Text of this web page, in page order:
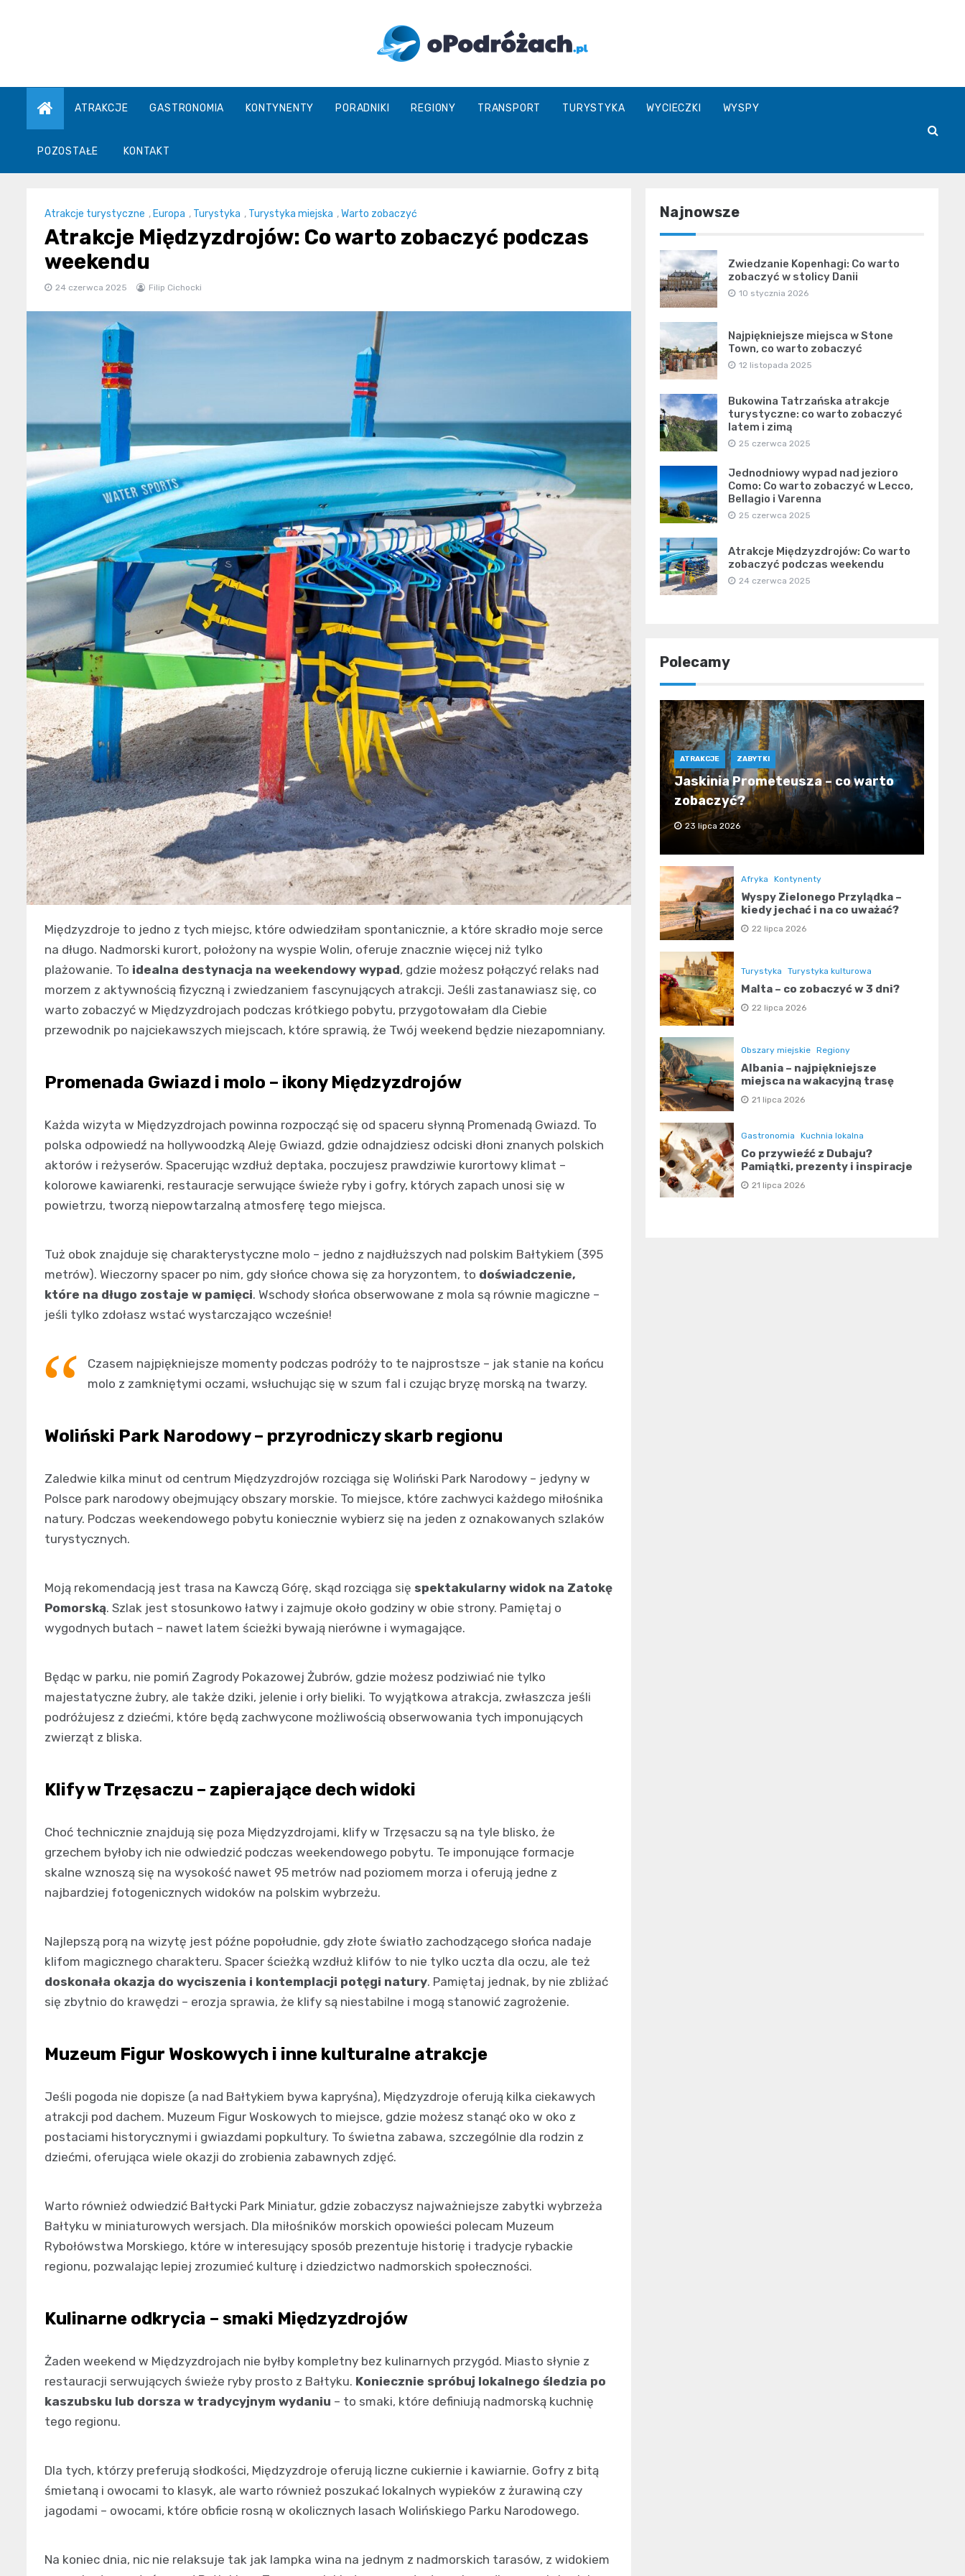
O
ATRAKCJE GASTRONOMIA KONTYNENTY PORADNIKI REGIONY TRANSPORT TURYSTYKA WYCIECZKI WYSPY
POZOSTAŁE KONTAKT
Atrakcje turystyczne , Europa , Turystyka , Turystyka miejska ,Warto zobaczyć
Atrakcje Międzyzdrojów: Co warto zobaczyć podczas
weekendu
24 czerwca 2025 Filip Cichocki
Międzyzdroje to jedno z tych miejsc, które odwiedziłam spontanicznie, a które skradło moje serce
na długo. Nadmorski kurort, położony na wyspie Wolin, oferuje znacznie więcej niż tylko
plażowanie. To idealna destynacja na weekendowy wypad, gdzie możesz połączyć relaks nad
morzem z aktywnością fizyczną i zwiedzaniem fascynujących atrakcji. Jeśli zastanawiasz się, co
warto zobaczyć w Międzyzdrojach podczas krótkiego pobytu, przygotowałam dla Ciebie
przewodnik po najciekawszych miejscach, które sprawią, że Twój weekend będzie niezapomniany.
Promenada Gwiazd i molo – ikony Międzyzdrojów
Każda wizyta w Międzyzdrojach powinna rozpocząć się od spaceru słynną Promenadą Gwiazd. To
polska odpowiedź na hollywoodzką Aleję Gwiazd, gdzie odnajdziesz odciski dłoni znanych polskich
aktorów i reżyserów. Spacerując wzdłuż deptaka, poczujesz prawdziwie kurortowy klimat –
kolorowe kawiarenki, restauracje serwujące świeże ryby i gofry, których zapach unosi się w
powietrzu, tworzą niepowtarzalną atmosferę tego miejsca.
Tuż obok znajduje się charakterystyczne molo – jedno z najdłuższych nad polskim Bałtykiem (395
metrów). Wieczorny spacer po nim, gdy słońce chowa się za horyzontem, to doświadczenie,
które na długo zostaje w pamięci. Wschody słońca obserwowane z mola są równie magiczne –
jeśli tylko zdołasz wstać wystarczająco wcześnie!
Czasem najpiękniejsze momenty podczas podróży to te najprostsze – jak stanie na końcu
molo z zamkniętymi oczami, wsłuchując się w szum fal i czując bryzę morską na twarzy.
Woliński Park Narodowy – przyrodniczy skarb regionu
Zaledwie kilka minut od centrum Międzyzdrojów rozciąga się Woliński Park Narodowy – jedyny w
Polsce park narodowy obejmujący obszary morskie. To miejsce, które zachwyci każdego miłośnika
natury. Podczas weekendowego pobytu koniecznie wybierz się na jeden z oznakowanych szlaków
turystycznych.
Moją rekomendacją jest trasa na Kawczą Górę, skąd rozciąga się spektakularny widok na Zatokę
Pomorską. Szlak jest stosunkowo łatwy i zajmuje około godziny w obie strony. Pamiętaj o
wygodnych butach – nawet latem ścieżki bywają nierówne i wymagające.
Będąc w parku, nie pomiń Zagrody Pokazowej Żubrów, gdzie możesz podziwiać nie tylko
majestatyczne żubry, ale także dziki, jelenie i orły bieliki. To wyjątkowa atrakcja, zwłaszcza jeśli
podróżujesz z dziećmi, które będą zachwycone możliwością obserwowania tych imponujących
zwierząt z bliska.
Klify w Trzęsaczu – zapierające dech widoki
Choć technicznie znajdują się poza Międzyzdrojami, klify w Trzęsaczu są na tyle blisko, że
grzechem byłoby ich nie odwiedzić podczas weekendowego pobytu. Te imponujące formacje
skalne wznoszą się na wysokość nawet 95 metrów nad poziomem morza i oferują jedne z
najbardziej fotogenicznych widoków na polskim wybrzeżu.
Najlepszą porą na wizytę jest późne popołudnie, gdy złote światło zachodzącego słońca nadaje
klifom magicznego charakteru. Spacer ścieżką wzdłuż klifów to nie tylko uczta dla oczu, ale też
doskonała okazja do wyciszenia i kontemplacji potęgi natury. Pamiętaj jednak, by nie zbliżać
się zbytnio do krawędzi – erozja sprawia, że klify są niestabilne i mogą stanowić zagrożenie.
Muzeum Figur Woskowych i inne kulturalne atrakcje
Jeśli pogoda nie dopisze (a nad Bałtykiem bywa kapryśna), Międzyzdroje oferują kilka ciekawych
atrakcji pod dachem. Muzeum Figur Woskowych to miejsce, gdzie możesz stanąć oko w oko z
postaciami historycznymi i gwiazdami popkultury. To świetna zabawa, szczególnie dla rodzin z
dziećmi, oferująca wiele okazji do zrobienia zabawnych zdjęć.
Warto również odwiedzić Bałtycki Park Miniatur, gdzie zobaczysz najważniejsze zabytki wybrzeża
Bałtyku w miniaturowych wersjach. Dla miłośników morskich opowieści polecam Muzeum
Rybołówstwa Morskiego, które w interesujący sposób prezentuje historię i tradycje rybackie
regionu, pozwalając lepiej zrozumieć kulturę i dziedzictwo nadmorskich społeczności.
Kulinarne odkrycia – smaki Międzyzdrojów
Żaden weekend w Międzyzdrojach nie byłby kompletny bez kulinarnych przygód. Miasto słynie z
restauracji serwujących świeże ryby prosto z Bałtyku. Koniecznie spróbuj lokalnego śledzia po
kaszubsku lub dorsza w tradycyjnym wydaniu – to smaki, które definiują nadmorską kuchnię
tego regionu.
Dla tych, którzy preferują słodkości, Międzyzdroje oferują liczne cukiernie i kawiarnie. Gofry z bitą
śmietaną i owocami to klasyk, ale warto również poszukać lokalnych wypieków z żurawiną czy
jagodami – owocami, które obficie rosną w okolicznych lasach Wolińskiego Parku Narodowego.
Na koniec dnia, nic nie relaksuje tak jak lampka wina na jednym z nadmorskich tarasów, z widokiem
Najnowsze
Zwiedzanie Kopenhagi: Co warto
zobaczyć w stolicy Danii
10 stycznia 2026
Najpiękniejsze miejsca w Stone
Town, co warto zobaczyć
12 listopada 2025
Bukowina Tatrzańska atrakcje
turystyczne: co warto zobaczyć
latem i zimą
25 czerwca 2025
Jednodniowy wypad nad jezioro
Como: Co warto zobaczyć w Lecco,
Bellagio i Varenna
25 czerwca 2025
Atrakcje Międzyzdrojów: Co warto
zobaczyć podczas weekendu
24 czerwca 2025
Polecamy
ATRAKCJE ZABYTKI
Jaskinia Prometeusza – co warto
zobaczyć?
23 lipca 2026
Afryka Kontynenty
Wyspy Zielonego Przylądka –
kiedy jechać i na co uważać?
22 lipca 2026
Turystyka Turystyka kulturowa
Malta – co zobaczyć w 3 dni?
22 lipca 2026
Obszary miejskie Regiony
Albania – najpiękniejsze
miejsca na wakacyjną trasę
21 lipca 2026
Gastronomia Kuchnia lokalna
Co przywieźć z Dubaju?
Pamiątki, prezenty i inspiracje
21 lipca 2026